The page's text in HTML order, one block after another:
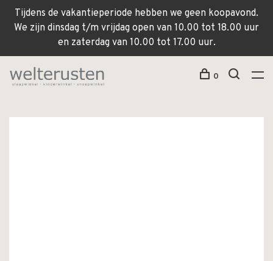
Tijdens de vakantieperiode hebben we geen koopavond.
We zijn dinsdag t/m vrijdag open van 10.00 tot 18.00 uur
en zaterdag van 10.00 tot 17.00 uur.
0